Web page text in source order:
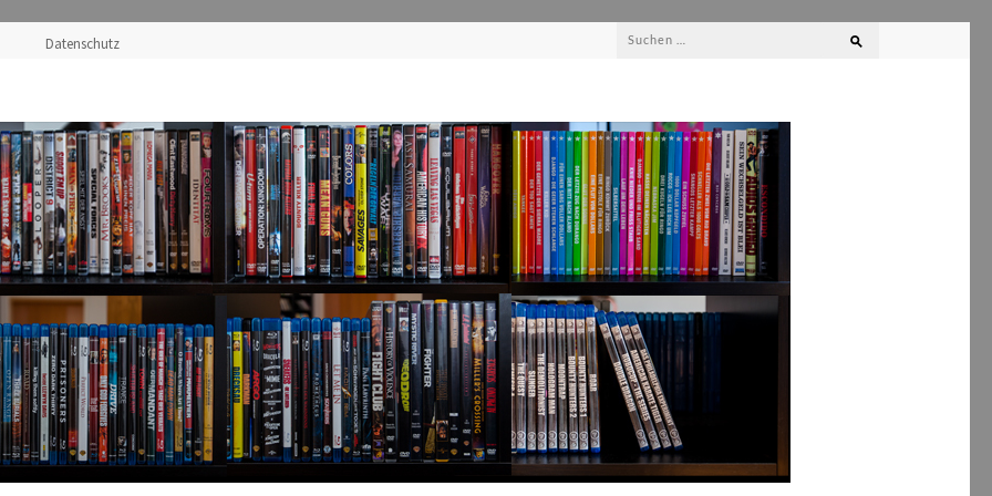
Datenschutz
Suchen